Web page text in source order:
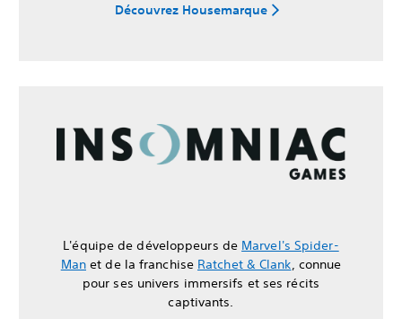
Découvrez Housemarque
L'équipe de développeurs de Marvel's Spider-
Man et de la franchise Ratchet & Clank, connue
pour ses univers immersifs et ses récits
captivants.